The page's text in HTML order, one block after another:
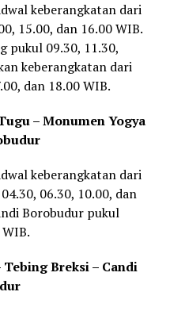
keberangkatan dari
15.00, dan 16.00 WIB.
pukul 09.30, 11.30,
keberangkatan dari
dan 18.00 WIB.
– Monumen Yogya
keberangkatan dari
06.30, 10.00, dan
Borobudur pukul
Breksi – Candi